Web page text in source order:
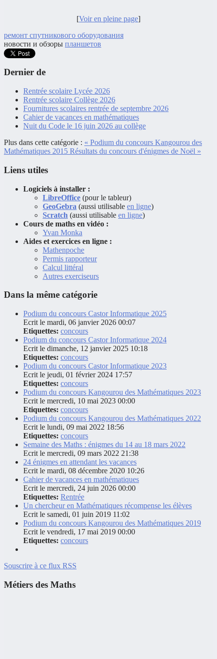
[Voir en pleine page]
ремонт спутникового оборудования
новости и обзоры планшетов
Dernier de
Rentrée scolaire Lycée 2026
Rentrée scolaire Collège 2026
Fournitures scolaires rentrée de septembre 2026
Cahier de vacances en mathématiques
Nuit du Code le 16 juin 2026 au collège
Plus dans cette catégorie : « Podium du concours Kangourou des
Mathématiques 2015 Résultats du concours d'énigmes de Noël »
Liens utiles
Logiciels à installer :
LibreOffice (pour le tableur)
GeoGebra (aussi utilisable en ligne)
Scratch (aussi utilisable en ligne)
Cours de maths en vidéo :
Yvan Monka
Aides et exercices en ligne :
Mathenpoche
Permis rapporteur
Calcul littéral
Autres exerciseurs
Dans la même catégorie
Podium du concours Castor Informatique 2025
Ecrit le mardi, 06 janvier 2026 00:07
Etiquettes: concours
Podium du concours Castor Informatique 2024
Ecrit le dimanche, 12 janvier 2025 10:18
Etiquettes: concours
Podium du concours Castor Informatique 2023
Ecrit le jeudi, 01 février 2024 17:57
Etiquettes: concours
Podium du concours Kangourou des Mathématiques 2023
Ecrit le mercredi, 10 mai 2023 00:00
Etiquettes: concours
Podium du concours Kangourou des Mathématiques 2022
Ecrit le lundi, 09 mai 2022 18:56
Etiquettes: concours
Semaine des Maths : énigmes du 14 au 18 mars 2022
Ecrit le mercredi, 09 mars 2022 21:38
24 énigmes en attendant les vacances
Ecrit le mardi, 08 décembre 2020 10:26
Cahier de vacances en mathématiques
Ecrit le mercredi, 24 juin 2026 00:00
Etiquettes: Rentrée
Un chercheur en Mathématiques récompense les élèves
Ecrit le samedi, 01 juin 2019 11:02
Podium du concours Kangourou des Mathématiques 2019
Ecrit le vendredi, 17 mai 2019 00:00
Etiquettes: concours
Souscrire à ce flux RSS
Métiers des Maths